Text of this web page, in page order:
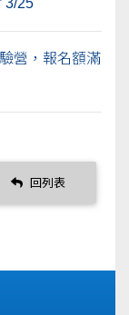
3/25
營，報名額滿
回列表